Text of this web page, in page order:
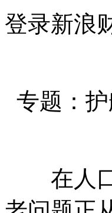
登录新浪
专题：
在人口